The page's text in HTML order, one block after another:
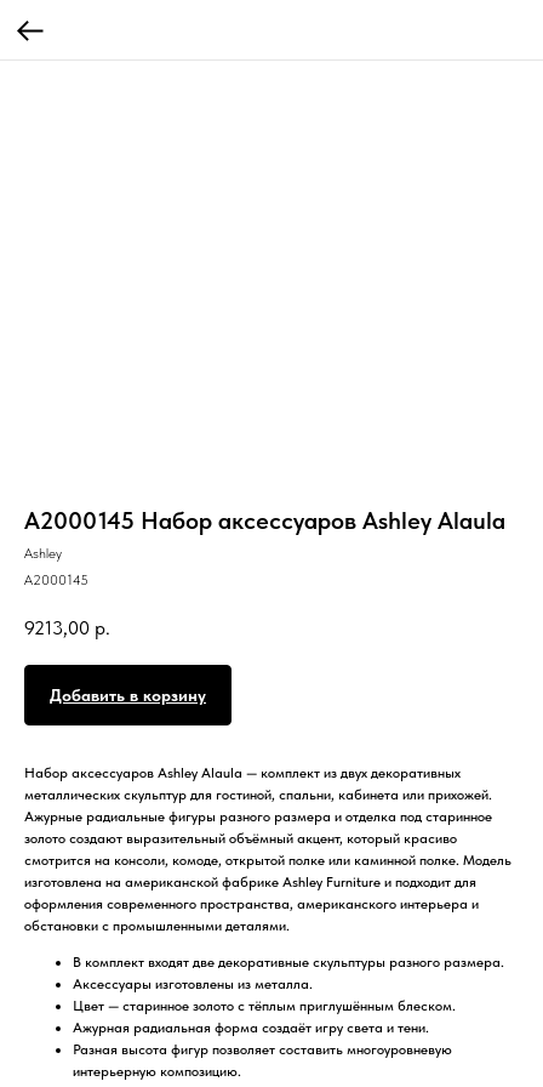
A2000145 Набор аксессуаров Ashley Alaula
Ashley
A2000145
9213,00 р.
Добавить в корзину
Набор аксессуаров Ashley Alaula — комплект из двух декоративных
металлических скульптур для гостиной, спальни, кабинета или прихожей.
Ажурные радиальные фигуры разного размера и отделка под старинное
золото создают выразительный объёмный акцент, который красиво
смотрится на консоли, комоде, открытой полке или каминной полке. Модель
изготовлена на американской фабрике Ashley Furniture и подходит для
оформления современного пространства, американского интерьера и
обстановки с промышленными деталями.
В комплект входят две декоративные скульптуры разного размера.
Аксессуары изготовлены из металла.
Цвет — старинное золото с тёплым приглушённым блеском.
Ажурная радиальная форма создаёт игру света и тени.
Разная высота фигур позволяет составить многоуровневую
интерьерную композицию.